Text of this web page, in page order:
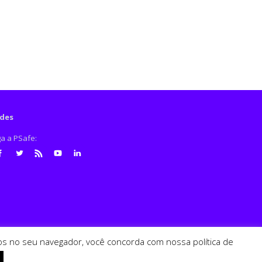
a PSafe:
no seu navegador, você concorda com nossa política de